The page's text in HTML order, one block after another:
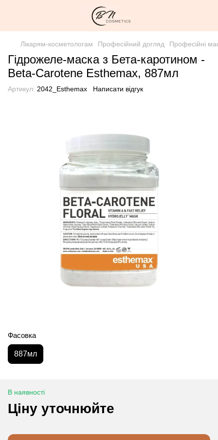
Лікарям-косметологам Професійний догляд Професійні
Гідрожеле-маска з Бета-каротином -
Beta-Carotene Esthemax, 887мл
Артикул: 2042_Esthemax Написати відгук
Фасовка
887мл
В наявності
Ціну уточнюйте